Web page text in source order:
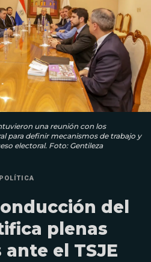
una reunión con los
para definir mecanismos de trabajo y
electoral. Foto: Gentileza
POLÍTICA
del
plenas
el TSJE